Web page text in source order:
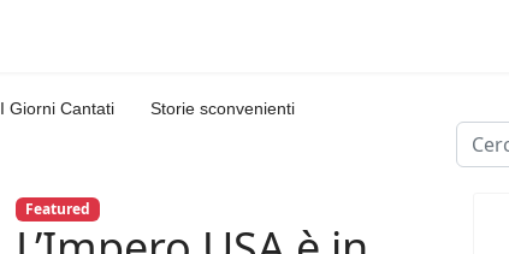
I Giorni Cantati Storie sconvenienti
Cerca
Featured